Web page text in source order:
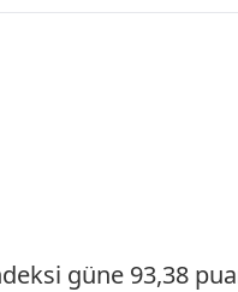
güne 93,38